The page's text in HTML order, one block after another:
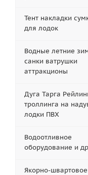
Тент накладки
для лодок
Водные летние
санки ватрушки
аттракционы
Дуга Тарга
троллинга на
лодки ПВХ
Водоотливное
оборудование и
Якорно-швартовое